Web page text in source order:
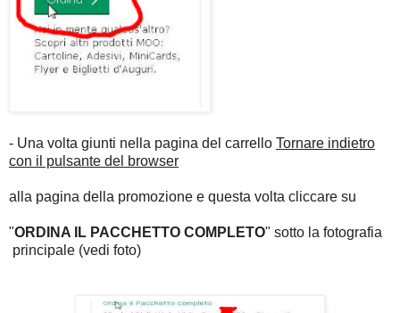
- Una volta giunti nella pagina del carrello Tornare indietro
con il pulsante del browser
alla pagina della promozione e questa volta cliccare su
"ORDINA IL PACCHETTO COMPLETO" sotto la fotografia
principale (vedi foto)